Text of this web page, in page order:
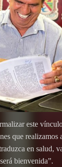
este
que
en salud,
bienvenida”.